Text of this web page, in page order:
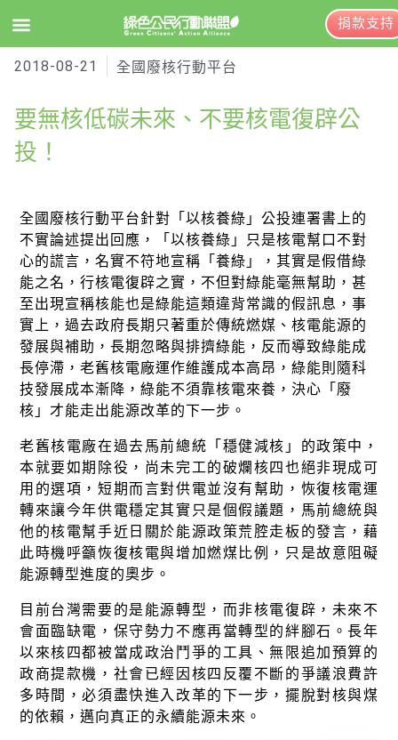
關於綠盟
大事記
綠盟團隊
聯絡資訊
捐款徵信
年度報告與財報
綠盟倡議
廢除核電
淨零轉型
透明足跡
綠盟觀點
新聞稿及聲明
投書及專欄
工作側記
出版及義賣品
參與綠盟
EN
捐款支持
2018-08-21 全國廢核行動平台
要無核低碳未來、不要核電復辟公
投！
全國廢核行動平台針對「以核養綠」公投連署書上的
不實論述提出回應，「以核養綠」只是核電幫口不對
心的謊言，名實不符地宣稱「養綠」，其實是假借綠
能之名，行核電復辟之實，不但對綠能毫無幫助，甚
至出現宣稱核能也是綠能這類違背常識的假訊息，事
實上，過去政府長期只著重於傳統燃媒、核電能源的
發展與補助，長期忽略與排擠綠能，反而導致綠能成
長停滯，老舊核電廠運作維護成本高昂，綠能則隨科
技發展成本漸降，綠能不須靠核電來養，決心「廢
核」才能走出能源改革的下一步。
老舊核電廠在過去馬前總統「穩健減核」的政策中，
本就要如期除役，尚未完工的破爛核四也絕非現成可
用的選項，短期而言對供電並沒有幫助，恢復核電運
轉來讓今年供電穩定其實只是個假議題，馬前總統與
他的核電幫手近日關於能源政策荒腔走板的發言，藉
此時機呼籲恢復核電與增加燃煤比例，只是故意阻礙
能源轉型進度的奧步。
目前台灣需要的是能源轉型，而非核電復辟，未來不
會面臨缺電，保守勢力不應再當轉型的絆腳石。長年
以來核四都被當成政治鬥爭的工具、無限追加預算的
政商提款機，社會已經因核四反覆不斷的爭議浪費許
多時間，必須盡快進入改革的下一步，擺脫對核與煤
的依賴，邁向真正的永續能源未來。